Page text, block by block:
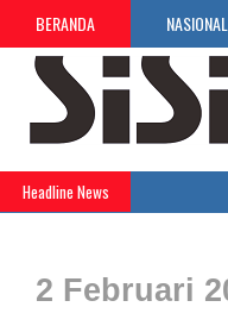
BERANDA NASIONAL
Headline News
2 Februari